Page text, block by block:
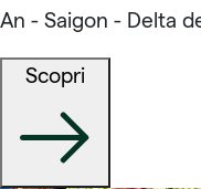
An - Saigon - Delta
Scopri